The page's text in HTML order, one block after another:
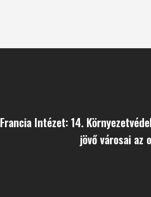
Francia Intézet: 14.
jövő városai az